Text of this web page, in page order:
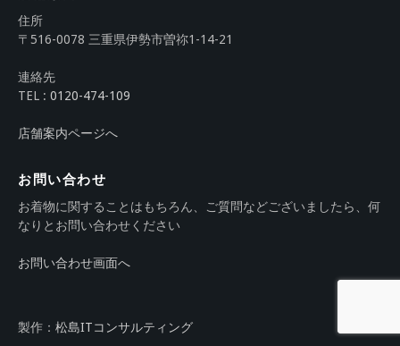
住所
〒516-0078 三重県伊勢市曽祢1-14-21
連絡先
TEL : 0120-474-109
店舗案内ページへ
お問い合わせ
お着物に関することはもちろん、ご質問などございましたら、何
なりとお問い合わせください
お問い合わせ画面へ
製作： 松島ITコンサルティング